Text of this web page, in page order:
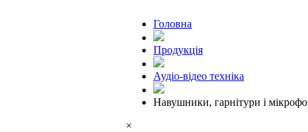
Головна
Продукцiя
Аудіо-відео техніка
Навушники, гарнітури і
×